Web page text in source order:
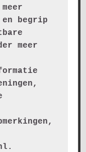
begrip
meer